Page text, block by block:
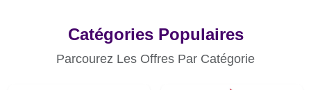
Catégories Populaires
Parcourez Les Offres Par Catégorie